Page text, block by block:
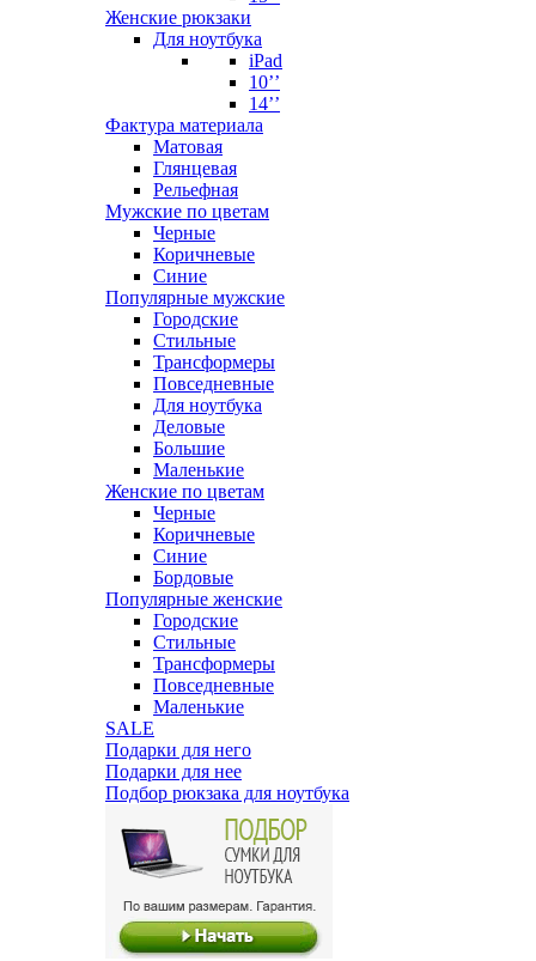
Женские рюкзаки
Для ноутбука
iPad
10’’
14’’
Фактура материала
Матовая
Глянцевая
Рельефная
Мужские по цветам
Черные
Коричневые
Синие
Популярные мужские
Городские
Стильные
Трансформеры
Повседневные
Для ноутбука
Деловые
Большие
Маленькие
Женские по цветам
Черные
Коричневые
Синие
Бордовые
Популярные женские
Городские
Стильные
Трансформеры
Повседневные
Маленькие
SALE
Подарки для него
Подарки для нее
Подбор рюкзака для ноутбука